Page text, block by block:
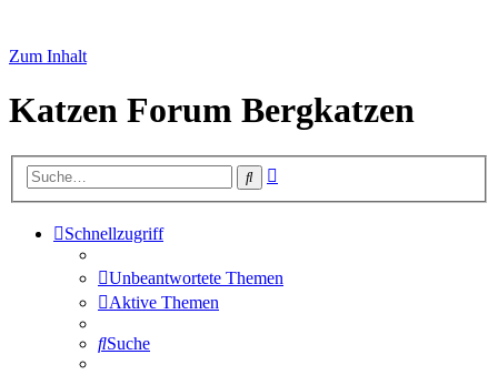
Zum Inhalt
Katzen Forum Bergkatzen
Suche
Schnellzugriff
Unbeantwortete Themen
Aktive Themen
Suche